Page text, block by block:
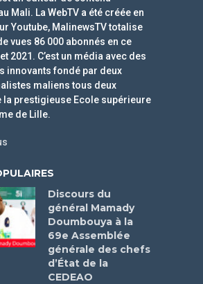
Mali. La WebTV a été créée en
Youtube, MalinewsTV totalise
vues 86 000 abonnés en ce
2021. C’est un média avec des
innovants fondé par deux
maliens tous deux
la prestigieuse Ecole supérieure
de Lille.
Discours du
général Mamady
Doumbouya à la
69e Assemblée
générale des chefs
d’État de la
CEDEAO